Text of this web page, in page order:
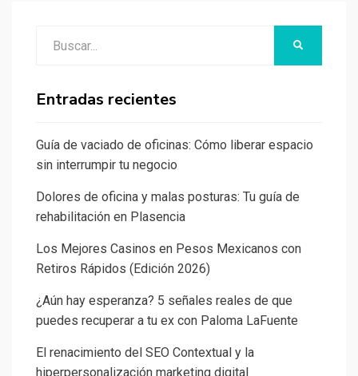
Entradas recientes
Guía de vaciado de oficinas: Cómo liberar espacio
sin interrumpir tu negocio
Dolores de oficina y malas posturas: Tu guía de
rehabilitación en Plasencia
Los Mejores Casinos en Pesos Mexicanos con
Retiros Rápidos (Edición 2026)
¿Aún hay esperanza? 5 señales reales de que
puedes recuperar a tu ex con Paloma LaFuente
El renacimiento del SEO Contextual y la
hiperpersonalización marketing digital